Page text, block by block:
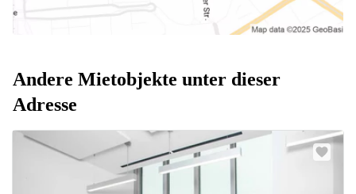
Andere Mietobjekte unter dieser
Adresse